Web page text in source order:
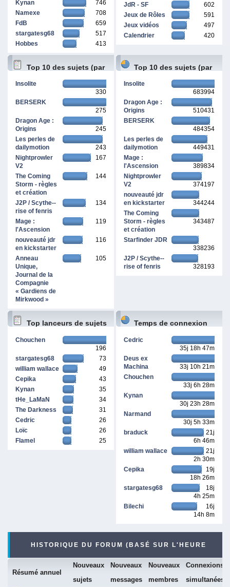
Kynan
746
Namexe
708
FdB
659
stargatesg68
517
Hobbes
413
JdR - SF
602
Jeux de Rôles
591
Jeux vidéos
497
Calendrier
420
Top 10 des sujets (par
Insolite
330
BERSERK
275
Dragon Age :
Origins
245
Les perles de
dailymotion
243
Nightprowler
V2
167
The Coming
Storm - règles
et création
144
J2P / Scythe--
rise of fenris
134
Mage :
l'Ascension
119
nouveauté jdr
en kickstarter
116
Anneau
Unique,
Journal de la
Compagnie
« Gardiens de
Mirkwood »
105
Top 10 des sujets (par
Insolite
683994
Dragon Age :
Origins
510431
BERSERK
484354
Les perles de
dailymotion
449431
Mage :
l'Ascension
389834
Nightprowler
V2
374197
nouveauté jdr
en kickstarter
344244
The Coming
Storm - règles
et création
343487
Starfinder JDR
338236
J2P / Scythe--
rise of fenris
328193
Top lanceurs de sujets
Chouchen
196
stargatesg68
73
william wallace
49
Cepika
43
Kynan
35
tHe_LaMaN
34
The Darkness
31
Cedric
26
Loïc
26
Flamel
25
Temps de connexion
Cedric
35j 18h 47m
Deus ex
Machina
33j 10h 21m
Chouchen
33j 6h 28m
Kynan
30j 23h 28m
Narmand
30j 5h 33m
braduck
21j
6h 46m
william wallace
21j
2h 30m
Cepika
19j
18h 26m
stargatesg68
18j
4h 25m
Bilechi
16j
14h 8m
HISTORIQUE DU FORUM (BASÉ SUR L'HEURE
Résumé annuel
Nouveaux
sujets
Nouveaux
messages
Nouveaux
membres
Connexions
simultanées